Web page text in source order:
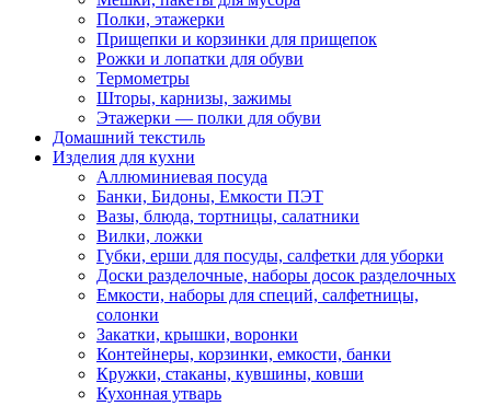
Полки, этажерки
Прищепки и корзинки для прищепок
Рожки и лопатки для обуви
Термометры
Шторы, карнизы, зажимы
Этажерки — полки для обуви
Домашний текстиль
Изделия для кухни
Аллюминиевая посуда
Банки, Бидоны, Емкости ПЭТ
Вазы, блюда, тортницы, салатники
Вилки, ложки
Губки, ерши для посуды, салфетки для уборки
Доски разделочные, наборы досок разделочных
Емкости, наборы для специй, салфетницы,
солонки
Закатки, крышки, воронки
Контейнеры, корзинки, емкости, банки
Кружки, стаканы, кувшины, ковши
Кухонная утварь